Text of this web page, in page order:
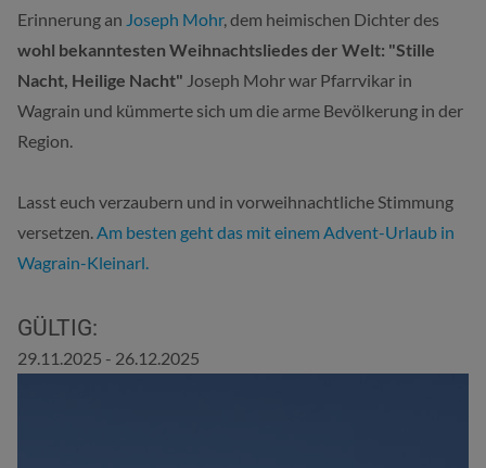
Erinnerung an Joseph Mohr, dem heimischen Dichter des
wohl bekanntesten Weihnachtsliedes der Welt: "Stille
Nacht, Heilige Nacht" Joseph Mohr war Pfarrvikar in
Wagrain und kümmerte sich um die arme Bevölkerung in der
Region.
Lasst euch verzaubern und in vorweihnachtliche Stimmung
versetzen.Am besten geht das mit einem Advent-Urlaub in
Wagrain-Kleinarl.
GÜLTIG:
29.11.2025 - 26.12.2025